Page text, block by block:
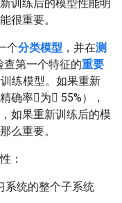
训练后的模型性能明
很重要。
个分类模型 ，并在测
查第一个特征的重要
练模型。如果重新
确率为 55%），
如果重新训练后的模
么重要。
：
系统的整个子系统